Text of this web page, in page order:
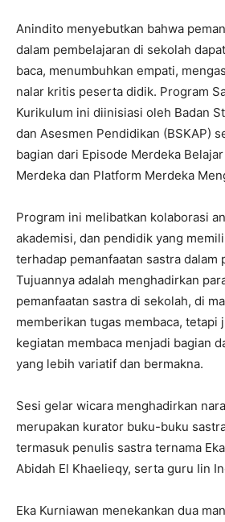
Anindito menyebutkan bahwa
dalam pembelajaran di sekolah
baca, menumbuhkan empati,
nalar kritis peserta didik. Program
Kurikulum ini diinisiasi oleh Badan
dan Asesmen Pendidikan (BSKAP)
bagian dari Episode Merdeka
Merdeka dan Platform Merdeka
Program ini melibatkan kolaborasi
akademisi, dan pendidik yang
terhadap pemanfaatan sastra dalam
Tujuannya adalah menghadirkan
pemanfaatan sastra di sekolah, di
memberikan tugas membaca, tetapi
kegiatan membaca menjadi bagian
yang lebih variatif dan bermakna.
Sesi gelar wicara menghadirkan
merupakan kurator buku-buku
termasuk penulis sastra ternama
Abidah El Khaelieqy, serta guru Iin
Eka Kurniawan menekankan dua